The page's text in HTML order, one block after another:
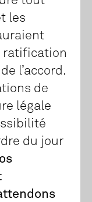
les
ratification
l’accord.
de
légale
du jour